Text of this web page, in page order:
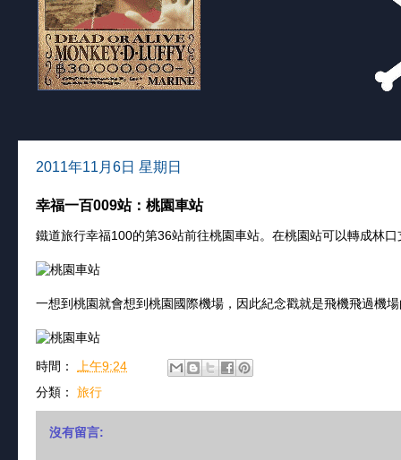
2011年11月6日 星期日
幸福一百009站：桃園車站
鐵道旅行幸福100的第36站前往桃園車站。在桃園站可以轉成林
一想到桃園就會想到桃園國際機場，因此紀念戳就是飛機飛過機
時間： 上午9:24
分類： 旅行
沒有留言: